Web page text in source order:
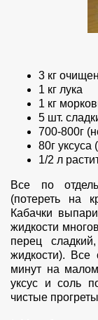
3 кг
1 кг лука
1 кг
5 шт.
700-800г
80г уксуса
1/2 л
Все по
(потереть на
Кабачки
жидкости
перец
жидкости). Все
минут на
уксус и соль
чистые